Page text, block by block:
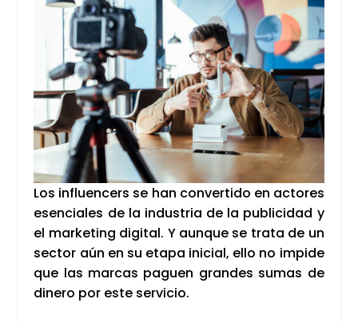
Los influen­cers se han con­ver­ti­do en acto­res
esen­cia­les de la indus­tria de la publi­ci­dad y
el mar­ke­ting digi­tal. Y aun­que se tra­ta de un
sec­tor aún en su eta­pa ini­cial, ello no impi­de
que las mar­cas paguen gran­des sumas de
dine­ro por este ser­vi­cio.